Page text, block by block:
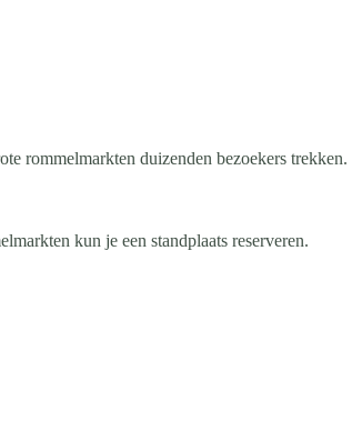
rommelmarkten duizenden bezoekers trekken.
kun je een standplaats reserveren.